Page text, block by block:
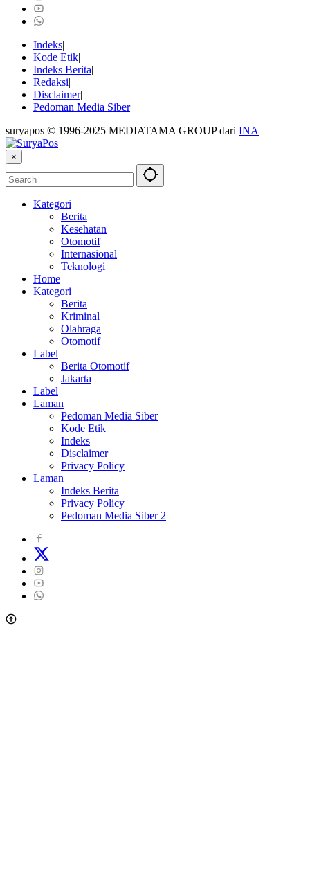
Indeks
Kode Etik
Indeks Berita
Redaksi
Disclaimer
Pedoman Media Siber
suryapos © 1996-2025 MEDIATAMA GROUP dari INA
×
Kategori
Berita
Kesehatan
Otomotif
Internasional
Teknologi
Home
Kategori
Berita
Kriminal
Olahraga
Otomotif
Label
Berita Otomotif
Jakarta
Label
Laman
Pedoman Media Siber
Kode Etik
Indeks
Disclaimer
Privacy Policy
Laman
Indeks Berita
Privacy Policy
Pedoman Media Siber 2